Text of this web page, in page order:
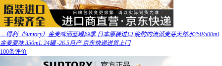
三得利（Suntory）金麦啤酒蓝罐四季 日本原装进口 晚酌的流派麦芽天然水350/500ml
金麦夏味 350mL 24罐 -26.5月产 京东快递送货上门
100条评价